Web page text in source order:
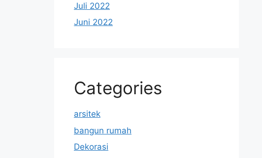
Juli 2022
Juni 2022
Categories
arsitek
bangun rumah
Dekorasi